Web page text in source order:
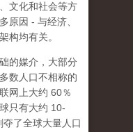
文化和社会等方
原因 - 与经济、
构均有关。
的媒介，大部分
数人口不相称的
网上大约 60％
只有大约 10-
了全球大量人口